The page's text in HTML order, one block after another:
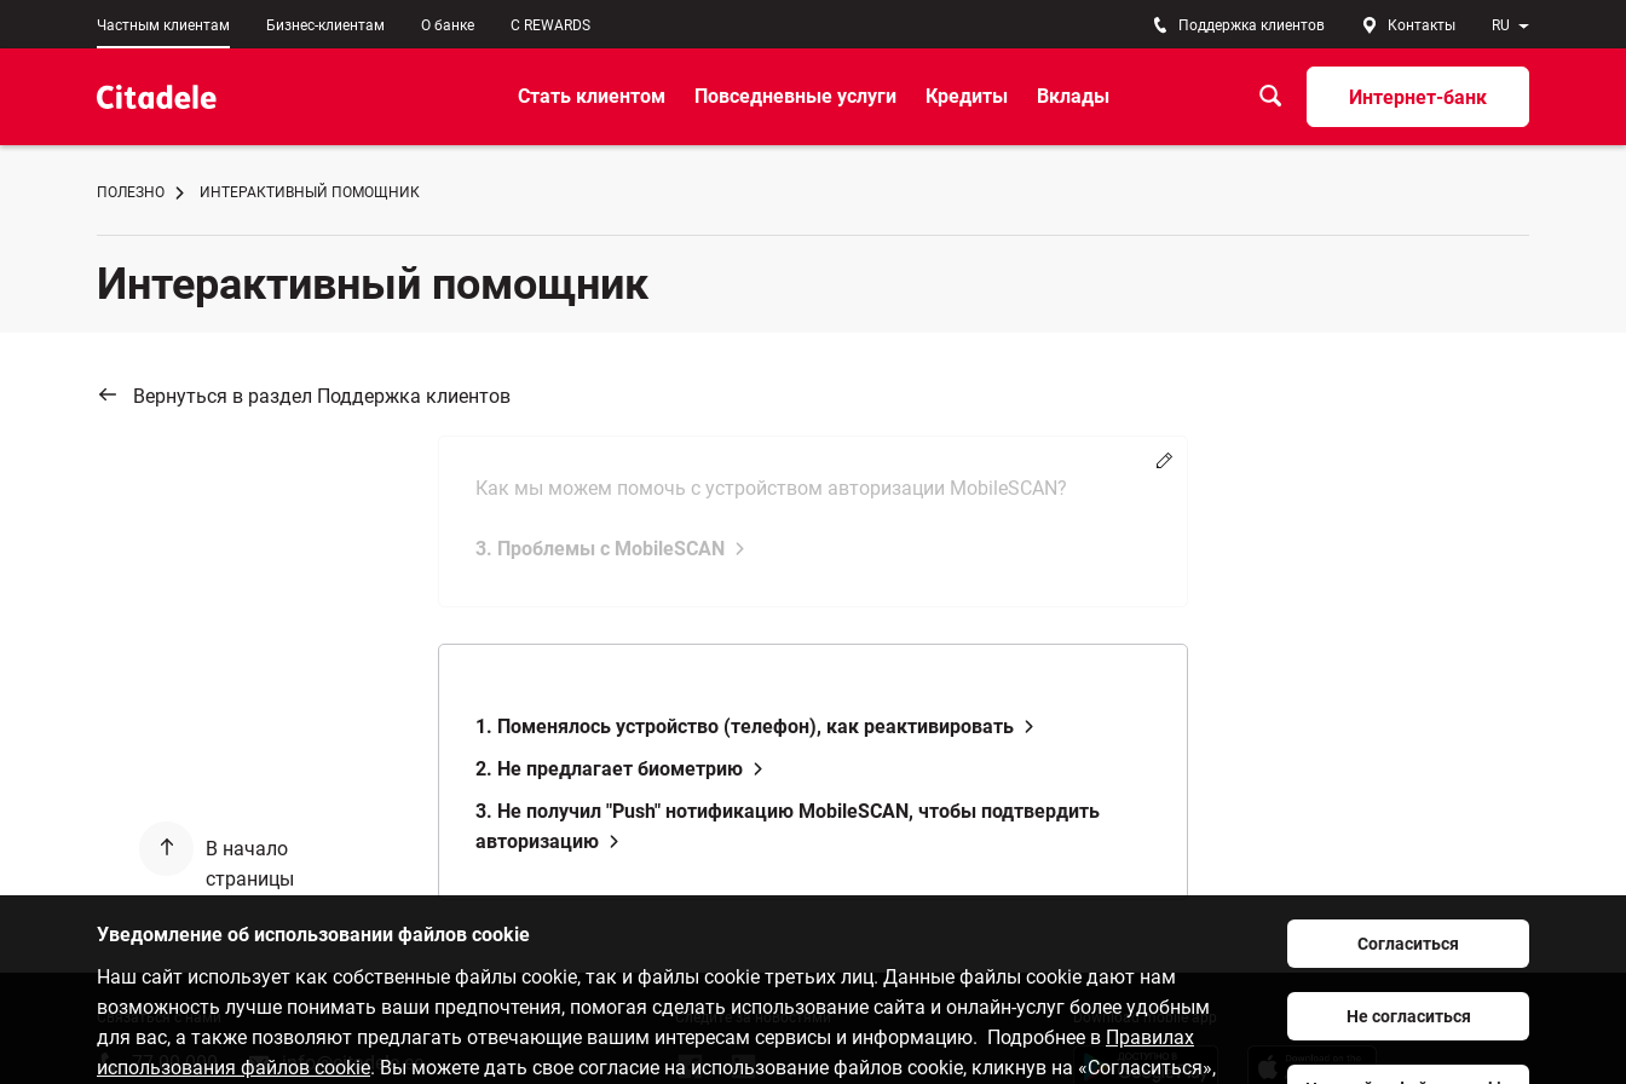
Частным клиентам Бизнес-клиентам О банке C REWARDS RU
Поддержка клиентов Контакты
Интернет-банк
Стать клиентом Повседневные услуги Кредиты Вклады
ПОЛЕЗНО ИНТЕРАКТИВНЫЙ ПОМОЩНИК
Интерактивный помощник
Вернуться в раздел Поддержка клиентов
Изменять
Как мы можем помочь с устройством авторизации MobileSCAN?
3. Проблемы с MobileSCAN
1. Поменялось устройство (телефон), как реактивировать
2. Не предлагает биометрию
3. Не получил "Push" нотификацию MobileSCAN, чтобы подтвердить
авторизацию
В начало
страницы
Уведомление об использовании файлов cookie
Наш сайт использует как собственные файлы cookie, так и файлы cookie третьих лиц. Данные файлы cookie дают нам
возможность лучше понимать ваши предпочтения, помогая сделать использование сайта и онлайн-услуг более удобным
для вас, а также позволяют предлагать отвечающие вашим интересам сервисы и информацию. Подробнее в Правилах
использования файлов cookie. Вы можете дать свое согласие на использование файлов cookie, кликнув на «Согласиться»,
Согласиться
Не согласиться
Связаться с нами
77 00 000 info@citadele.ee
Следите за новостями Download mobile app